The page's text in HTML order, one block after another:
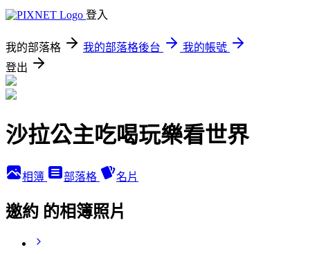
登入
我的部落格 我的部落格後台
我的帳號
登出
沙拉公主吃喝玩樂看世界
相簿 部落格 名片
邀約 的相簿照片